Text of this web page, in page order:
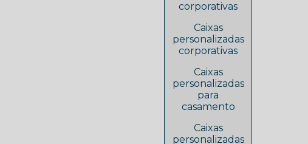
corporativas
Caixas
personalizadas
corporativas
Caixas
personalizadas
para
casamento
Caixas
personalizadas